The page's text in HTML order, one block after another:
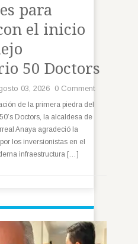
para
el inicio
50 Doctors
03, 2026 0 Comment
de la primera piedra del
Doctors, la alcaldesa de
Anaya agradeció la
los inversionistas en el
infraestructura […]